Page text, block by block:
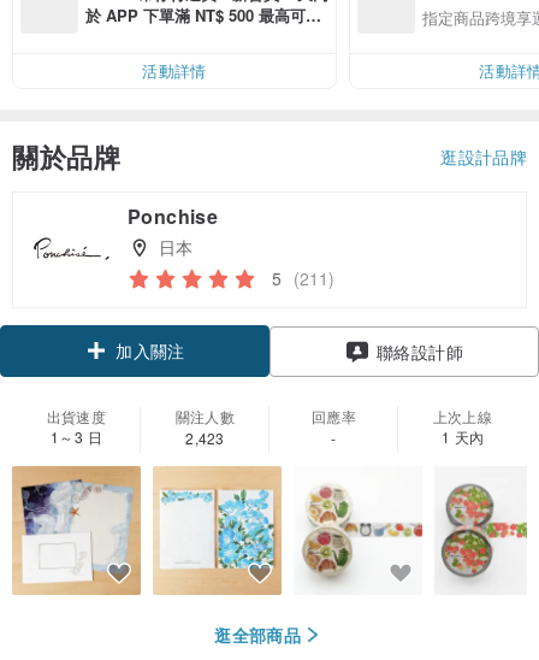
於 APP 下單滿 NT$ 500 最高可折
活動詳情
指定商品跨境享
活動詳
關於品牌 逛設計品牌
Ponchise
日本
5 (211)
加入關注 聯絡設計師
出貨速度
1～3 日
關注人數
2,423
回應率
-
上次上線
1 天內
逛全部商品